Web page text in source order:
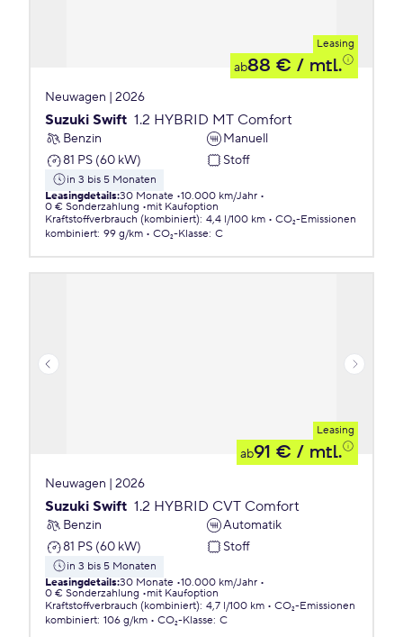
Leasing
ab88 € / mtl.
Neuwagen | 2026
Suzuki Swift 1.2 HYBRID MT Comfort
Benzin
Manuell
81 PS (60 kW)
Stoff
in 3 bis 5 Monaten
Leasingdetails:30 Monate 10.000 km/Jahr
0 € Sonderzahlung
mit Kaufoption
Kraftstoffverbrauch (kombiniert): 4,4 l/100 km
CO₂-Emissionen
kombiniert: 99 g/km CO₂-Klasse: C
Leasing
ab91 € / mtl.
Neuwagen | 2026
Suzuki Swift 1.2 HYBRID CVT Comfort
Benzin
Automatik
81 PS (60 kW)
Stoff
in 3 bis 5 Monaten
Leasingdetails:30 Monate 10.000 km/Jahr
0 € Sonderzahlung
mit Kaufoption
Kraftstoffverbrauch (kombiniert): 4,7 l/100 km
CO₂-Emissionen
kombiniert: 106 g/km CO₂-Klasse: C